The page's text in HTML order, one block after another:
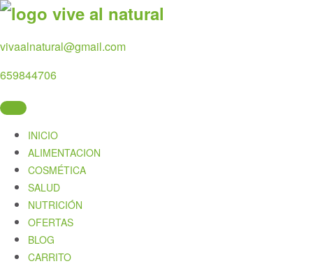
Skip
content
vivaalnatural@gmail.com
659844706
INICIO
ALIMENTACION
COSMÉTICA
SALUD
NUTRICIÓN
OFERTAS
BLOG
CARRITO